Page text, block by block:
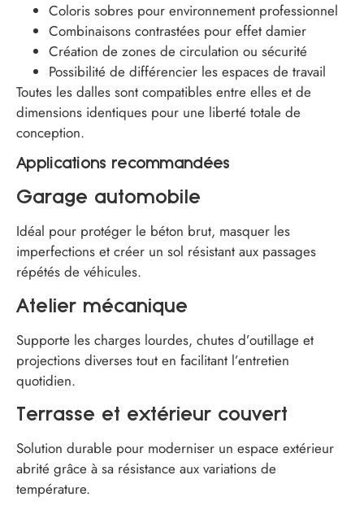
Coloris sobres pour environnement professionnel
Combinaisons contrastées pour effet damier
Création de zones de circulation ou sécurité
Possibilité de différencier les espaces de travail
Toutes les dalles sont compatibles entre elles et de
dimensions identiques pour une liberté totale de
conception.
Applications recommandées
Garage automobile
Idéal pour protéger le béton brut, masquer les
imperfections et créer un sol résistant aux passages
répétés de véhicules.
Atelier mécanique
Supporte les charges lourdes, chutes d’outillage et
projections diverses tout en facilitant l’entretien
quotidien.
Terrasse et extérieur couvert
Solution durable pour moderniser un espace extérieur
abrité grâce à sa résistance aux variations de
température.